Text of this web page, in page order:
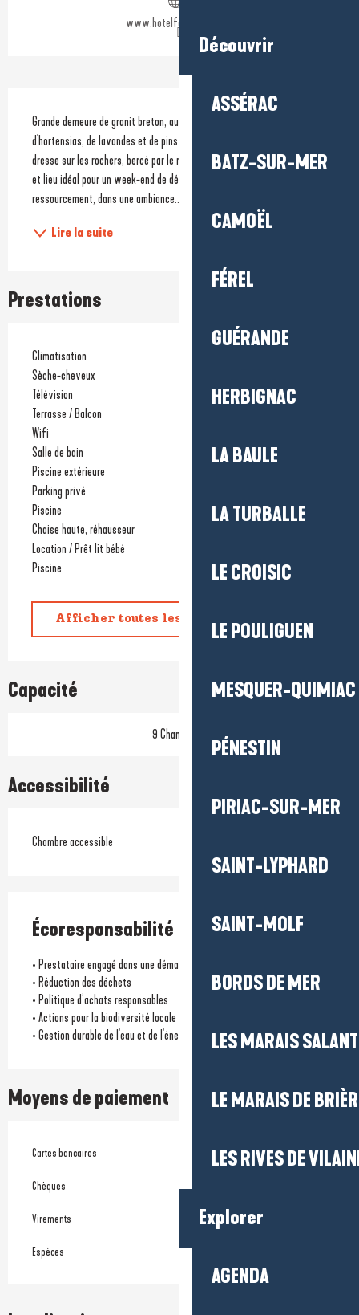
Découvrir
ASSÉRAC
BATZ-SUR-MER
CAMOËL
FÉREL
GUÉRANDE
HERBIGNAC
LA BAULE
LA TURBALLE
LE CROISIC
LE POULIGUEN
MESQUER-QUIMIAC
PÉNESTIN
PIRIAC-SUR-MER
SAINT-LYPHARD
SAINT-MOLF
BORDS DE MER
LES MARAIS
LE MARAIS DE
LES RIVES DE
Explorer
AGENDA
www.hotelfortocean.com
Description
Grande demeure de granit breton, au milieu d'un jardin de gazon,
d'hortensias, de lavandes et de pins maritimes, le Fort de l'Océan se
dresse sur les rochers, bercé par le rythme des marées. Hôtel de charme
et lieu idéal pour un week-end de dépaysement total et de
ressourcement, dans une ambiance...
Lire la suite
Prestations
Climatisation
Sèche-cheveux
Télévision
Terrasse / Balcon
Wifi
Salle de bain
Piscine extérieure
Parking privé
Piscine
Chaise haute, réhausseur
Location / Prêt lit bébé
Piscine
Afficher toutes les prestations
Capacité
9 Chambre(s)
Accessibilité
Chambre accessible
Écoresponsabilité
• Prestataire engagé dans une démarche environnementale
• Réduction des déchets
• Politique d’achats responsables
• Actions pour la biodiversité locale
• Gestion durable de l'eau et de l'énergie
Moyens de paiement
Cartes bancaires
Chèques
Virements
Espèces